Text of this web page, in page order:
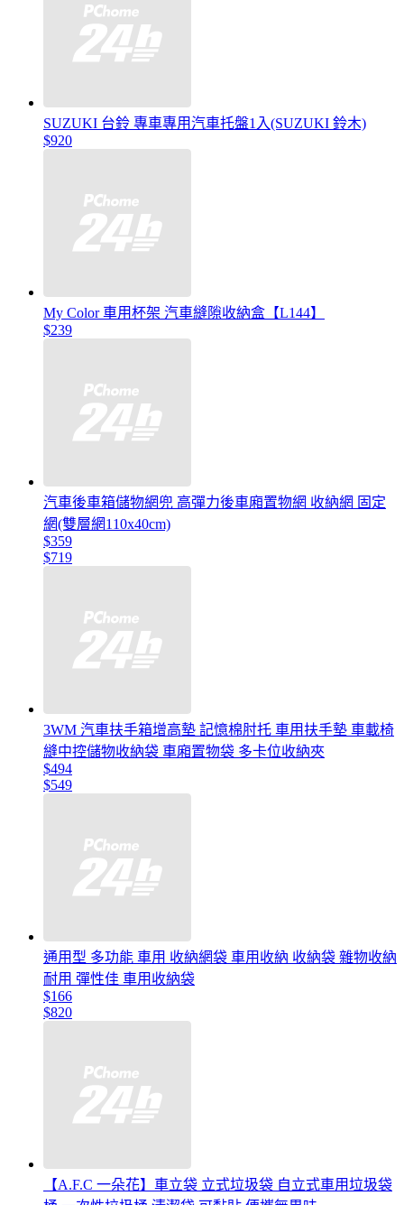
SUZUKI 台鈴 專車專用汽車托盤1入(SUZUKI 鈴木)
$920
My Color 車用杯架 汽車縫隙收納盒【L144】
$239
汽車後車箱儲物網兜 高彈力後車廂置物網 收納網 固定
網(雙層網110x40cm)
$359
$719
3WM 汽車扶手箱增高墊 記憶棉肘托 車用扶手墊 車載椅
縫中控儲物收納袋 車廂置物袋 多卡位收納夾
$494
$549
通用型 多功能 車用 收納網袋 車用收納 收納袋 雜物收納
耐用 彈性佳 車用收納袋
$166
$820
【A.F.C 一朵花】車立袋 立式垃圾袋 自立式車用垃圾袋